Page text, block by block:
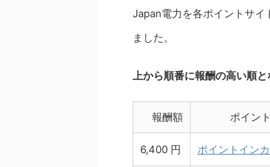
Japan電力を各ポイントサイ
ました。
上から順番に報酬の高い順と
報酬額 ポイン
6,400 円 ポイントイン